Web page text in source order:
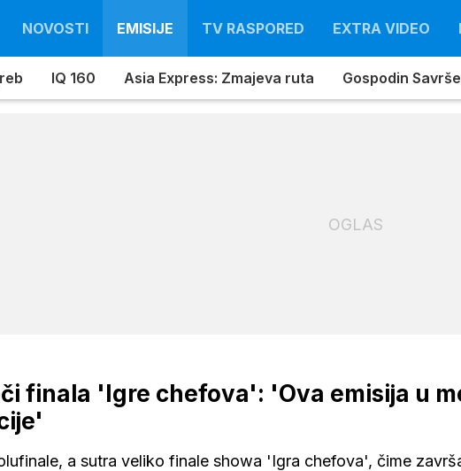
NOVOSTI EMISIJE TV RASPORED EXTRA VIDEO
IQ 160 Asia Express: Zmajeva ruta Gospodin
OGLAS
finala 'Igre chefova': 'Ova emisija u
a sutra veliko finale showa 'Igra chefova', čime